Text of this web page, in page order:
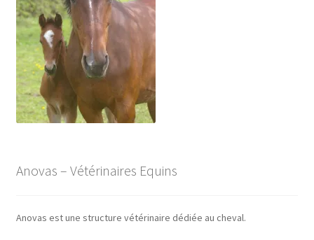
Anovas – Vétérinaires Equins
Anovas est une structure vétérinaire dédiée au cheval.